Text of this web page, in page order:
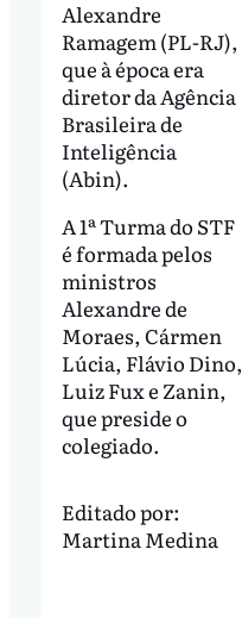
Alexandre
Ramagem (PL-RJ),
que à época era
diretor da Agência
Brasileira de
Inteligência
(Abin).
A 1ª Turma do STF
é formada pelos
ministros
Alexandre de
Moraes, Cármen
Lúcia, Flávio Dino,
Luiz Fux e Zanin,
que preside o
colegiado.
Editado por:
Martina Medina